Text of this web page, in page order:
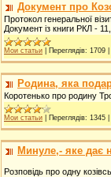
Документ про
Протокол генеральної
Документ із книги РКЛ -
Мои статьи Переглядів: 1709
Родина, яка
Коротенько про родину
Мои статьи Переглядів: 1345
Минуле,- яке дає
Розповідь про одну